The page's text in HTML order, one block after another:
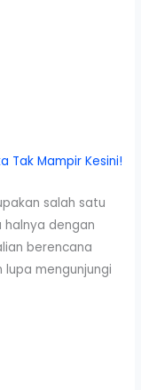
salah satu
halnya dengan
berencana
mengunjungi